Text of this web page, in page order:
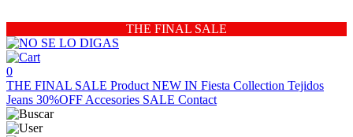
THE FINAL SALE
0
THE FINAL SALE Product NEW IN Fiesta Collection Tejidos
Jeans 30%OFF Accesories SALE Contact